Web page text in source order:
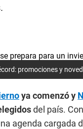
promociones y
ya comenzó y
del país.
agenda cargada